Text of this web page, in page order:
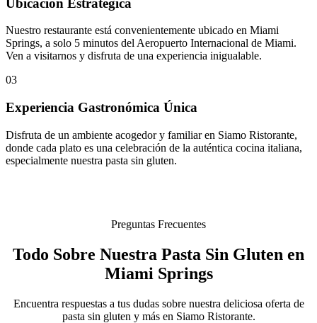
Nuestro restaurante está convenientemente ubicado en Miami
Springs, a solo 5 minutos del Aeropuerto Internacional de Miami.
Ven a visitarnos y disfruta de una experiencia inigualable.
03
Experiencia Gastronómica Única
Disfruta de un ambiente acogedor y familiar en Siamo Ristorante,
donde cada plato es una celebración de la auténtica cocina italiana,
especialmente nuestra pasta sin gluten.
Preguntas Frecuentes
Todo Sobre Nuestra Pasta Sin Gluten en
Miami Springs
Encuentra respuestas a tus dudas sobre nuestra deliciosa oferta de
pasta sin gluten y más en Siamo Ristorante.